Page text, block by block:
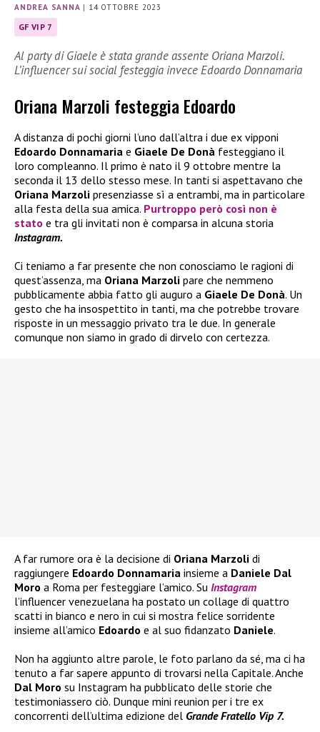
ANDREA SANNA | 14 OTTOBRE 2023
GF VIP 7
Al party di Giaele è stata grande assente Oriana Marzoli.
L’influencer sui social festeggia invece Edoardo Donnamaria
Oriana Marzoli festeggia Edoardo
A distanza di pochi giorni l’uno dall’altra i due ex vipponi
Edoardo Donnamaria e Giaele De Donà festeggiano il
loro compleanno. Il primo è nato il 9 ottobre mentre la
seconda il 13 dello stesso mese. In tanti si aspettavano che
Oriana Marzoli presenziasse sì a entrambi, ma in particolare
alla festa della sua amica. Purtroppo però così non è
stato e tra gli invitati non è comparsa in alcuna storia
Instagram.
Ci teniamo a far presente che non conosciamo le ragioni di
quest’assenza, ma Oriana Marzoli pare che nemmeno
pubblicamente abbia fatto gli auguro a Giaele De Donà. Un
gesto che ha insospettito in tanti, ma che potrebbe trovare
risposte in un messaggio privato tra le due. In generale
comunque non siamo in grado di dirvelo con certezza.
A far rumore ora è la decisione di Oriana Marzoli di
raggiungere Edoardo Donnamaria insieme a Daniele Dal
Moro a Roma per festeggiare l’amico. Su Instagram
l’influencer venezuelana ha postato un collage di quattro
scatti in bianco e nero in cui si mostra felice sorridente
insieme all’amico Edoardo e al suo fidanzato Daniele.
Non ha aggiunto altre parole, le foto parlano da sé, ma ci ha
tenuto a far sapere appunto di trovarsi nella Capitale. Anche
Dal Moro su Instagram ha pubblicato delle storie che
testimoniassero ciò. Dunque mini reunion per i tre ex
concorrenti dell’ultima edizione del Grande Fratello Vip 7.